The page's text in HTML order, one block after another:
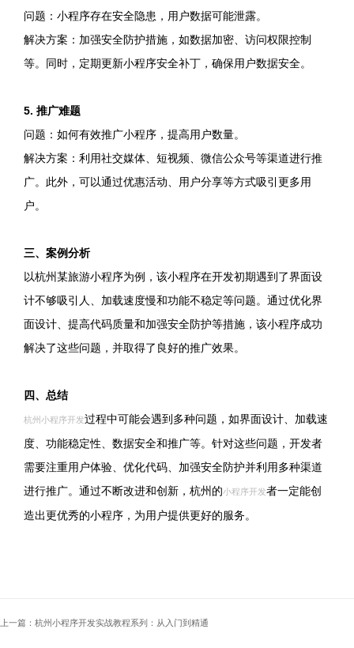
问题：小程序存在安全隐患，用户数据可能泄露。
解决方案：加强安全防护措施，如数据加密、访问权限控制
等。同时，定期更新小程序安全补丁，确保用户数据安全。
5. 推广难题
问题：如何有效推广小程序，提高用户数量。
解决方案：利用社交媒体、短视频、微信公众号等渠道进行推
广。此外，可以通过优惠活动、用户分享等方式吸引更多用
户。
三、案例分析
以杭州某旅游小程序为例，该小程序在开发初期遇到了界面设
计不够吸引人、加载速度慢和功能不稳定等问题。通过优化界
面设计、提高代码质量和加强安全防护等措施，该小程序成功
解决了这些问题，并取得了良好的推广效果。
四、总结
杭州小程序开发过程中可能会遇到多种问题，如界面设计、加载速
度、功能稳定性、数据安全和推广等。针对这些问题，开发者
需要注重用户体验、优化代码、加强安全防护并利用多种渠道
进行推广。通过不断改进和创新，杭州的小程序开发者一定能创
造出更优秀的小程序，为用户提供更好的服务。
上一篇：杭州小程序开发实战教程系列：从入门到精通